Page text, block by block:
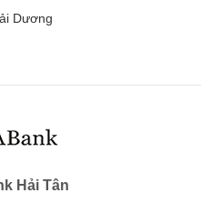
Dương
Hải Tân